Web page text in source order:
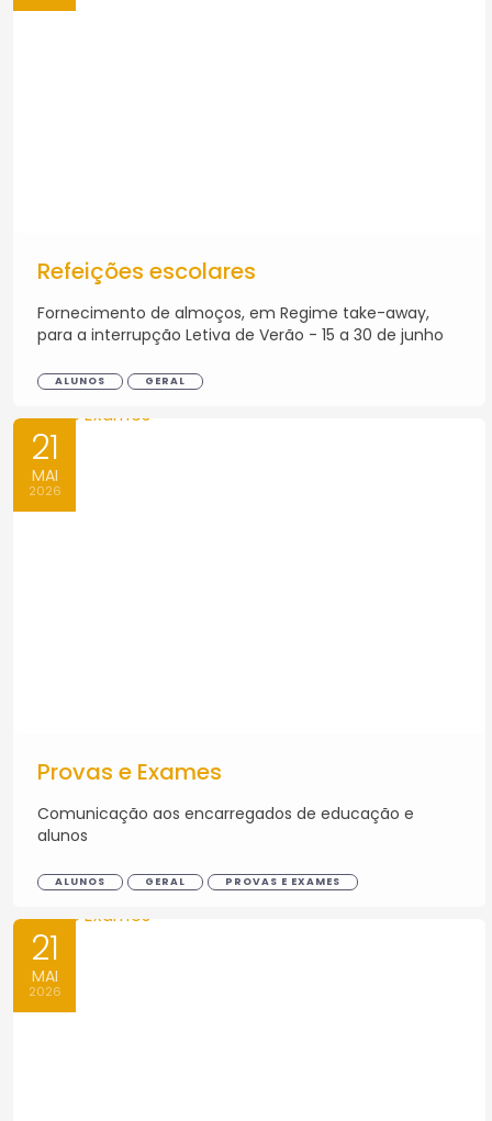
Refeições escolares
Fornecimento de almoços, em Regime take-away,
para a interrupção Letiva de Verão - 15 a 30 de junho
ALUNOS GERAL
21
MAI
2026
Provas e Exames
Comunicação aos encarregados de educação e
alunos
ALUNOS GERAL PROVAS E EXAMES
21
MAI
2026